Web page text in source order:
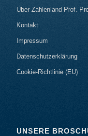
Über Zahlenland Prof.
Kontakt
Impressum
Datenschutzerklärung
Cookie-Richtlinie (EU)
UNSERE